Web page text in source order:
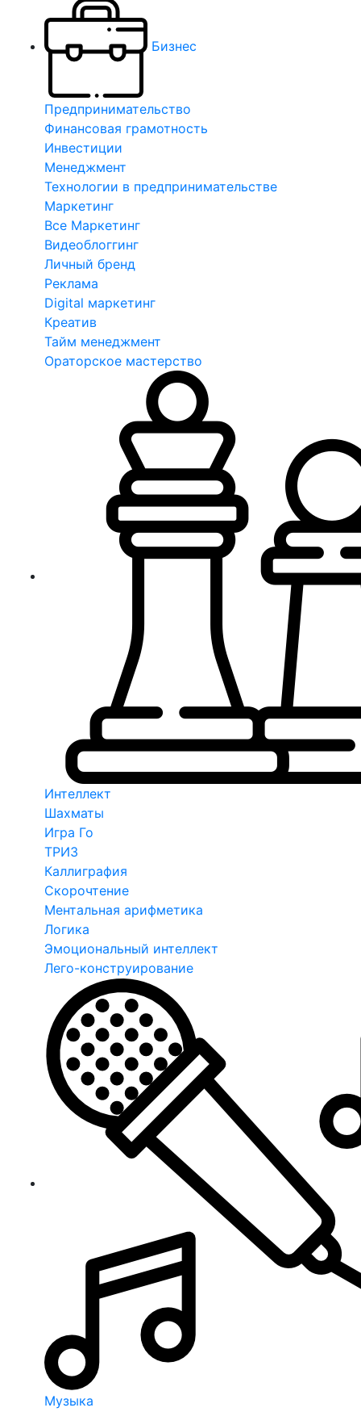
Бизнес
Предпринимательство
Финансовая грамотность
Инвестиции
Менеджмент
Технологии в предпринимательстве
Маркетинг
Все Маркетинг
Видеоблоггинг
Личный бренд
Реклама
Digital маркетинг
Креатив
Тайм менеджмент
Ораторское мастерство
Интеллект
Шахматы
Игра Го
ТРИЗ
Каллиграфия
Скорочтение
Ментальная арифметика
Логика
Эмоциональный интеллект
Лего-конструирование
Музыка